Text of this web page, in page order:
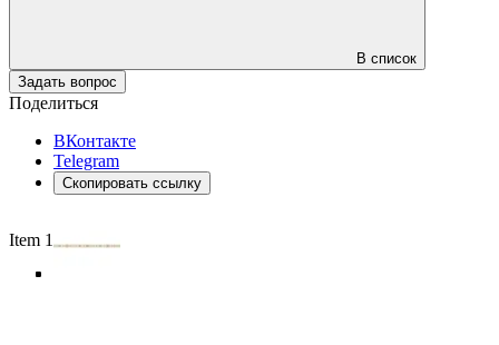
В список
Задать вопрос
Поделиться
ВКонтакте
Telegram
Скопировать ссылку
Item 1 of 5